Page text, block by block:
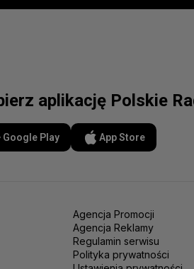
aplikację Polskie
Google Play App Store
Agencja Promocji
Agencja Reklamy
Regulamin serwisu
Polityka prywatności